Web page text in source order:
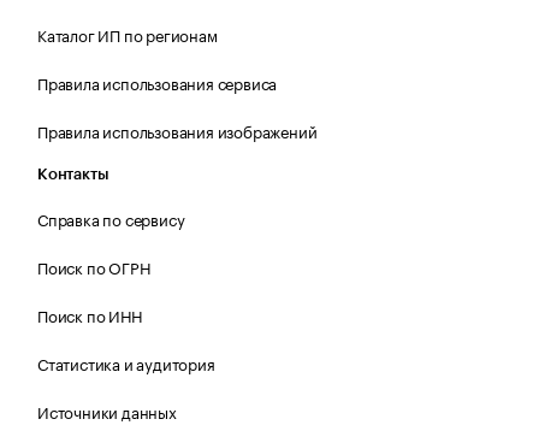
Каталог ИП по регионам
Правила использования сервиса
Правила использования изображений
Контакты
Справка по сервису
Поиск по ОГРН
Поиск по ИНН
Статистика и аудитория
Источники данных